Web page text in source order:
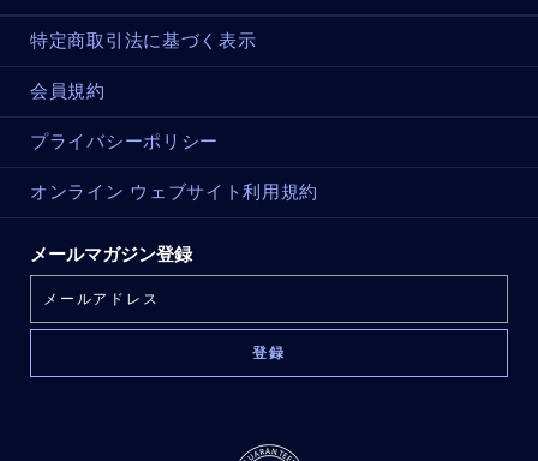
特定商取引法に基づく表示
会員規約
プライバシーポリシー
オンライン ウェブサイト利用規約
メールマガジン登録